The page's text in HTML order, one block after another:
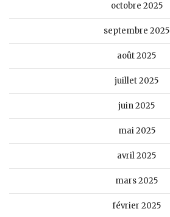
octobre 2025
septembre 2025
août 2025
juillet 2025
juin 2025
mai 2025
avril 2025
mars 2025
février 2025